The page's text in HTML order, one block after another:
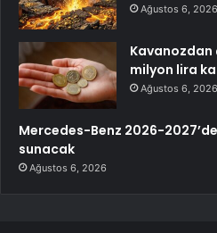
Ağustos 6, 2026
Kavanozdan
milyon lira
Ağustos 6, 2026
Mercedes-Benz 2026-
sunacak
Ağustos 6, 2026